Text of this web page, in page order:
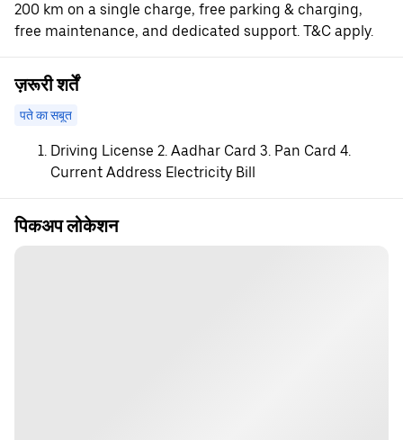
200 km on a single charge, free parking & charging,
free maintenance, and dedicated support. T&C apply.
ज़रूरी शर्तें
पते का सबूत
Driving License 2. Aadhar Card 3. Pan Card 4.
Current Address Electricity Bill
पिकअप लोकेशन